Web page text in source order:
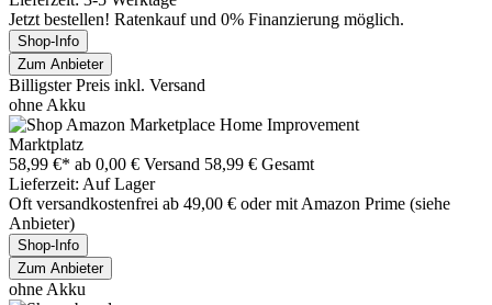
Jetzt bestellen! Ratenkauf und 0% Finanzierung möglich.
Shop-Info
Zum Anbieter
Billigster Preis inkl. Versand
ohne Akku
Marktplatz
58,99 €* ab 0,00 € Versand 58,99 € Gesamt
Lieferzeit: Auf Lager
Oft versandkostenfrei ab 49,00 € oder mit Amazon Prime (siehe
Anbieter)
Shop-Info
Zum Anbieter
ohne Akku